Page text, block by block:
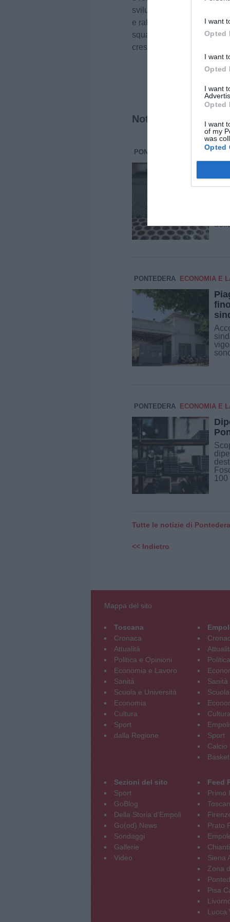
I want
Opted
I want
Opted
I want
Opted
I want
of my
was
Opted
sviluppare partnership
e rafforzare l’intero
squadra’, anche tra le
crescita condivisa, capace
Notizie correlate
PONTEDERA ECONOMIA E
PONTEDERA ECONOMIA E
PONTEDERA ECONOMIA E
100
Tutte le notizie di Pontedera
<< Indietro
Mappa del sito
Toscana
Cronaca
Attualità
Politica e Opinioni
Economia e Lavoro
Sanità
Scuola e Università
Economia
Cultura
Sport
dalla Regione
Sanità
Cultura
Sport
Calcio
Basket
Sezioni del sito
Sport
GoBlog
Della Storia d'Empoli
Go(od) News
Sondaggi
Gallerie
Video
Feed
Primo
Prato
Siena
Zona
Pisa
Lucca